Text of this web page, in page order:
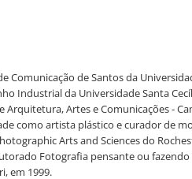
de Santos da
Industrial da Universidade Santa
Arquitetura, Artes e Comunicações -
como artista plástico e curador de
Arts and Sciences do
Fotografia pensante ou
em 1999.